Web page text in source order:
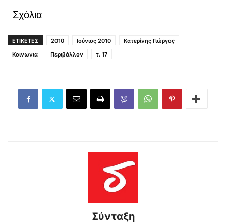
Σχόλια
ΕΤΙΚΕΤΕΣ 2010 Ιούνιος 2010
Κατερίνης Γιώργος
Κοινωνια
Περιβάλλον τ. 17
Σύνταξη